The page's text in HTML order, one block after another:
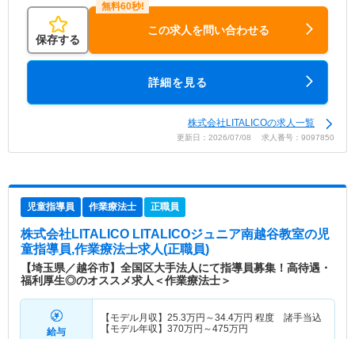
保存する
この求人を問い合わせる
詳細を見る
株式会社LITALICOの求人一覧
更新日：2026/07/08 求人番号：9097850
児童指導員 作業療法士 正職員
株式会社LITALICO LITALICOジュニア南越谷教室の児
童指導員,作業療法士求人(正職員)
【埼玉県／越谷市】全国区大手法人にて指導員募集！高待遇・
福利厚生◎のオススメ求人＜作業療法士＞
給与
【モデル月収】 25.3万円～34.4万円 程度 諸手当込
【モデル年収】 370万円～475万円